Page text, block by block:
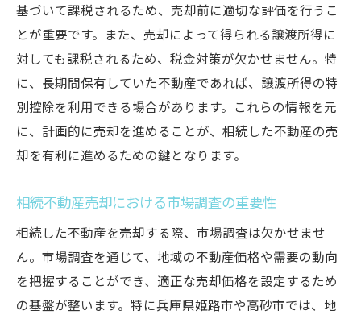
とは
売却プロセスの全体像を把握する
専門家選びのポイントと注意点
契約書作成の際の重要ポイント
売却交渉を有利に進めるテクニック
不動産相続後の査定法で兵庫県で成功する秘訣
正確な査定を行うための準備
兵庫県特有の査定基準を知る
プロフェッショナルによる評価の活用
市場動向を考慮した査定額の設定
基づいて課税されるため、売却前に適切な評価を行うこ
とが重要です。また、売却によって得られる譲渡所得に
対しても課税されるため、税金対策が欠かせません。特
に、長期間保有していた不動産であれば、譲渡所得の特
別控除を利用できる場合があります。これらの情報を元
に、計画的に売却を進めることが、相続した不動産の売
却を有利に進めるための鍵となります。
相続不動産売却における市場調査の重要性
相続した不動産を売却する際、市場調査は欠かせませ
ん。市場調査を通じて、地域の不動産価格や需要の動向
を把握することができ、適正な売却価格を設定するため
の基盤が整います。特に兵庫県姫路市や高砂市では、地